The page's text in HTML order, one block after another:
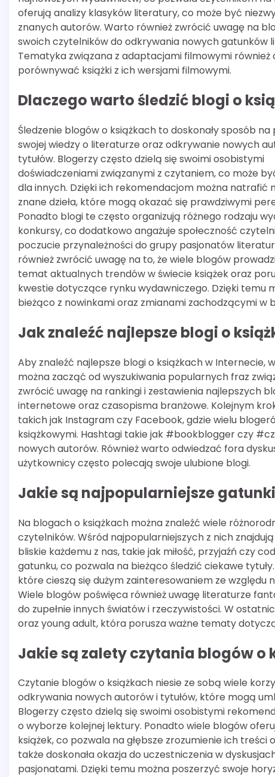
oferują analizy klasyków literatury, co może być
znanych autorów. Warto również zwrócić uwagę na
swoich czytelników do odkrywania nowych gatunków
Tematyka związana z adaptacjami filmowymi również
porównywać książki z ich wersjami filmowymi.
Dlaczego warto śledzić blogi o
Śledzenie blogów o książkach to doskonały sposób na
swojej wiedzy o literaturze oraz odkrywanie nowych
tytułów. Blogerzy często dzielą się swoimi osobistymi
doświadczeniami związanymi z czytaniem, co może
dla innych. Dzięki ich rekomendacjom można natrafić
znane dzieła, które mogą okazać się prawdziwymi
Ponadto blogi te często organizują różnego rodzaju
konkursy, co dodatkowo angażuje społeczność
poczucie przynależności do grupy pasjonatów
również zwrócić uwagę na to, że wiele blogów
temat aktualnych trendów w świecie książek oraz
kwestie dotyczące rynku wydawniczego. Dzięki temu
bieżąco z nowinkami oraz zmianami zachodzącymi w
Jak znaleźć najlepsze blogi o
Aby znaleźć najlepsze blogi o książkach w
można zacząć od wyszukiwania popularnych fraz
zwrócić uwagę na rankingi i zestawienia najlepszych
internetowe oraz czasopisma branżowe. Kolejnym
takich jak Instagram czy Facebook, gdzie wielu
książkowymi. Hashtagi takie jak #bookblogger czy
nowych autorów. Również warto odwiedzać fora
użytkownicy często polecają swoje ulubione blogi.
Jakie są najpopularniejsze
Na blogach o książkach można znaleźć wiele
czytelników. Wśród najpopularniejszych z nich
bliskie każdemu z nas, takie jak miłość, przyjaźń czy
gatunku, co pozwala na bieżąco śledzić ciekawe
które cieszą się dużym zainteresowaniem ze
Wiele blogów poświęca również uwagę literaturze
do zupełnie innych światów i rzeczywistości. W
oraz young adult, która porusza ważne tematy
Jakie są zalety czytania blogów o
Czytanie blogów o książkach niesie ze sobą wiele
odkrywania nowych autorów i tytułów, które mogą
Blogerzy często dzielą się swoimi osobistymi
o wyborze kolejnej lektury. Ponadto wiele blogów
książek, co pozwala na głębsze zrozumienie ich
także doskonała okazja do uczestniczenia w
pasjonatami. Dzięki temu można poszerzyć swoje